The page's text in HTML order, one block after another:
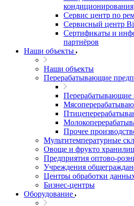
кондиционирования
Сервис центр по
Сервисный центр
Сертификаты и
партнёров
Наши объекты
Наши объекты
Перерабатывающие
Прочее
Мультитемпературные
Овоще и фрукто
Предприятия оптово-
Учреждения
Центры обработки
Бизнес-центры
Оборудование